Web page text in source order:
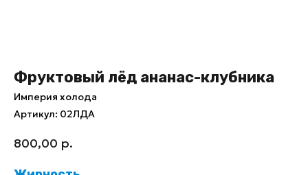
Фруктовый лёд ананас-клубника
Империя холода
Артикул: 02ЛДА
800,00 р.